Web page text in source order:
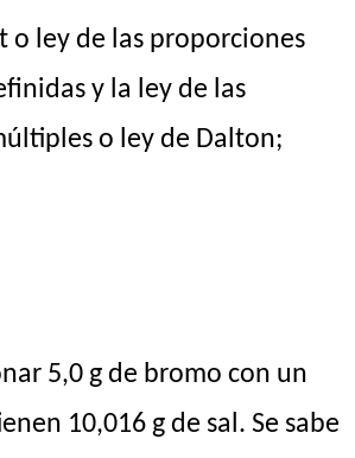
o ley de las proporciones
y la ley de las
o ley de Dalton;
5,0 g de bromo con un
10,016 g de sal. Se sabe